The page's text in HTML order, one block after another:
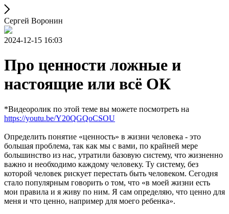
Сергей Воронин
2024-12-15 16:03
Про ценности ложные и
настоящие или всё ОК
*Видеоролик по этой теме вы можете посмотреть на
https://youtu.be/Y20QGQoCSOU
Определить понятие «ценность» в жизни человека - это
большая проблема, так как мы с вами, по крайней мере
большинство из нас, утратили базовую систему, что жизненно
важно и необходимо каждому человеку. Ту систему, без
которой человек рискует перестать быть человеком. Сегодня
стало популярным говорить о том, что «в моей жизни есть
мои правила и я живу по ним. Я сам определяю, что ценно для
меня и что ценно, например для моего ребенка».